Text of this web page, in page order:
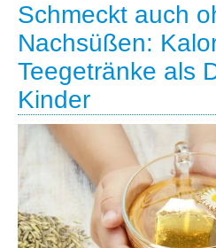
Schmeckt auch
Nachsüßen:
Teegetränke als
Kinder